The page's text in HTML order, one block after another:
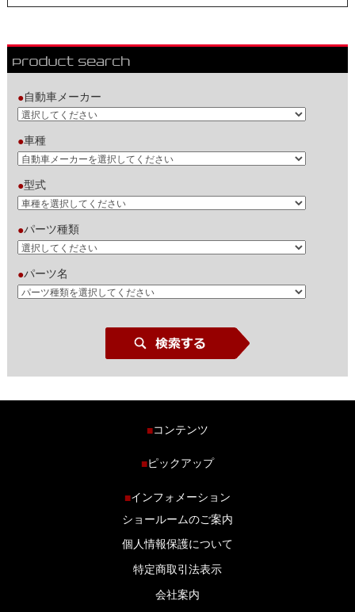
●自動車メーカー
●車種
●型式
●パーツ種類
●パーツ名
■コンテンツ
商品ラインナップ
ブログ
■ピックアップ
■インフォメーション
ショールームのご案内
個人情報保護について
特定商取引法表示
会社案内